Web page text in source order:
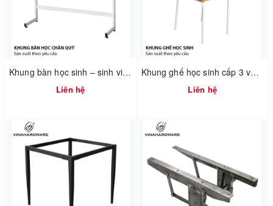
Khung bàn học sinh – sinh viên 750mm tháo ráp nhanh Vinahardware 2300.1.34805
Liên hệ
Khung ghế học sinh cấp 3 và đại học - 2300.1.02596 - D360xR360xC440mm
Liên hệ